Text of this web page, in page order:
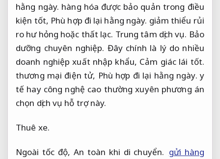
hằng ngày. hàng hóa được bảo quản trong điều
kiện tốt, Phù hợp đi lại hằng ngày. giảm thiểu rủi
ro hư hỏng hoặc thất lạc. Trung tâm dịch vụ. Bảo
dưỡng chuyên nghiệp. Đây chính là lý do nhiều
doanh nghiệp xuất nhập khẩu, Cảm giác lái tốt.
thương mại điện tử, Phù hợp đi lại hằng ngày. y
tế hay công nghệ cao thường xuyên phương án
chọn dịch vụ hỗ trợ này.
Thuê xe.
Ngoài tốc độ, An toàn khi di chuyển. gửi hàng